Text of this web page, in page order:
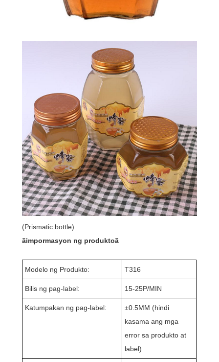
(Prismatic bottle)
ãimpormasyon ng produktoã
Modelo ng Produkto: T316
Bilis ng pag-label: 15-25P/MIN
Katumpakan ng pag-label: ±0.5MM (hindi
kasama ang mga
error sa produkto at
label)